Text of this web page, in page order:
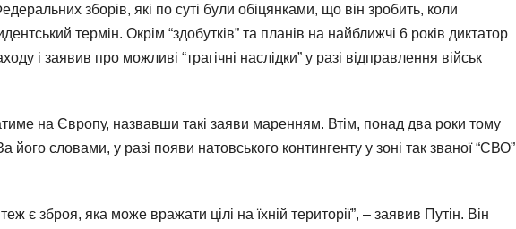
зборів, які по суті були обіцянками, що він зробить, коли
термін. Окрім “здобутків” та планів на найближчі 6 років диктатор
і заявив про можливі “трагічні наслідки” у разі відправлення військ
на Європу, назвавши такі заяви маренням. Втім, понад два роки тому
його словами, у разі появи натовського контингенту у зоні так званої “СВО”
є зброя, яка може вражати цілі на їхній території”, – заявив Путін. Він